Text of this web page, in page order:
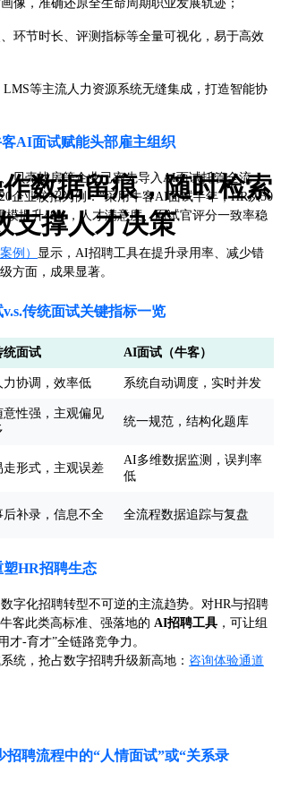
作数据留痕，随时检索
支撑人才决策
像，准确还原全生命周期职业发展轨迹；
环节时长、评测指标等全量可视化，易于高效
LMS等主流人力资源系统无缝集成，打造智能协
AI面试赋能头部雇主组织
贝壳找房等企业已率先导入AI面试托管全流
企业校招为例：“采用牛客AI面试半年，HR从50
模提升48%，人才满意度、面试官评分一致率稳
例） 显示，AI招聘工具在提升录用率、减少错
方面，成果显著。
传统面试关键指标一览
统面试 AI面试（牛客）
力协调，效率低 系统自动调度，实时并发
意性强，主观偏见
统一规范，结构化题库
走形式，主观误差
AI多维数据监测，误判率
低
后补录，信息不全 全流程数据追踪与复盘
HR招聘生态
字化招聘转型不可逆的主流趋势。对HR与招聘
客此类高标准、强落地的 AI招聘工具 ，可让组
才-育才”全链路竞争力。
统，抢占数字招聘升级新高地： 咨询体验通道
招聘流程中的“人情面试”或“关系录